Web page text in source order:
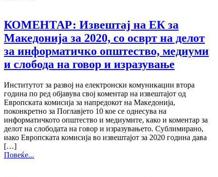
КОМЕНТАР: Извештај на ЕК за
Македонија за 2020, со осврт на делот
за информатичко општество, медиуми
и слобода на говор и изразување
Институтот за развој на електронски комуникации втора
година по ред објавува свој коментар на извештајот од
Европската комисија за напредокот на Македонија,
поконкретно за Поглавјето 10 кое се однесува на
информатичкото општество и медиумите, како и коментар за
делот на слободата на говор и изразувањето. Сублимирано,
иако Европската комисија во извештајот за 2020 година дава
[…]
Повеќе...